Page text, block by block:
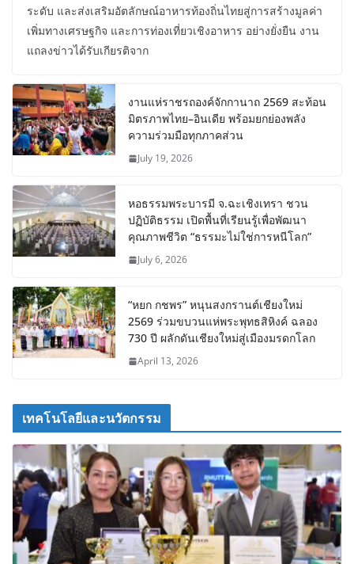
ระดับ และส่งเสริมอัตลักษณ์อาหารท้องถิ่นไทยสู่การสร้างมูลค่า
เพิ่มทางเศรษฐกิจ และการท่องเที่ยวเชิงอาหาร อย่างยั่งยืน งาน
แถลงข่าวได้รับเกียรติจาก
งานแห่ราชรถองค์จักกานาถ 2569 สะท้อน
มิตรภาพไทย–อินเดีย พร้อมยกย่องพลัง
ความร่วมมือทุกภาคส่วน
July 19, 2026
หอธรรมพระบารมี จ.ฉะเชิงเทรา ชวน
ปฏิบัติธรรม เปิดพื้นที่เรียนรู้เพื่อพัฒนา
คุณภาพชีวิต “ธรรมะไม่ใช่การหนีโลก”
July 6, 2026
“หยก กชพร” หนุนสงกรานต์เชียงใหม่
2569 ร่วมขบวนแห่พระพุทธสิหิงค์ ฉลอง
730 ปี ผลักดันเชียงใหม่สู่เมืองมรดกโลก
April 13, 2026
เทคโนโลยีและนวัตกรรม